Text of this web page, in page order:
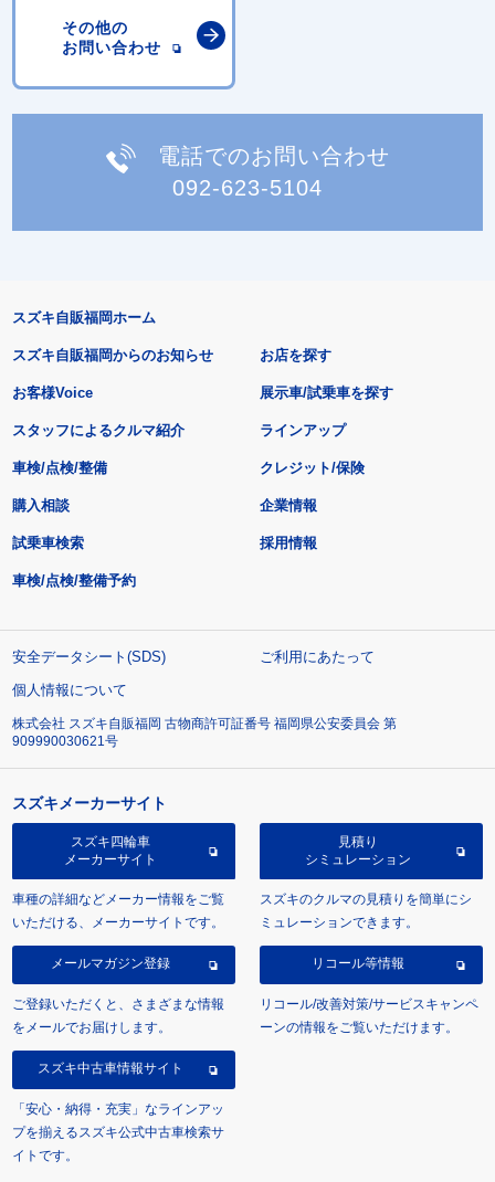
その他の
お問い合わせ
電話でのお問い合わせ
092-623-5104
スズキ自販福岡ホーム
スズキ自販福岡からのお知らせ
お客様Voice
スタッフによるクルマ紹介
お店を探す
展示車/試乗車を探す
ラインアップ
車検/点検/整備 クレジット/保険
購入相談
試乗車検索
車検/点検/整備予約
企業情報
採用情報
安全データシート(SDS)
ご利用にあたって
個人情報について
株式会社 スズキ自販福岡 古物商許可証番号 福岡県公安委員会 第
909990030621号
スズキメーカーサイト
スズキ四輪車
メーカーサイト
車種の詳細などメーカー情報をご覧
いただける、メーカーサイトです。
見積り
シミュレーション
スズキのクルマの見積りを簡単にシ
ミュレーションできます。
メールマガジン登録
ご登録いただくと、さまざまな情報
をメールでお届けします。
リコール等情報
リコール/改善対策/サービスキャンペ
ーンの情報をご覧いただけます。
スズキ中古車情報サイト
「安心・納得・充実」なラインアッ
プを揃えるスズキ公式中古車検索サ
イトです。